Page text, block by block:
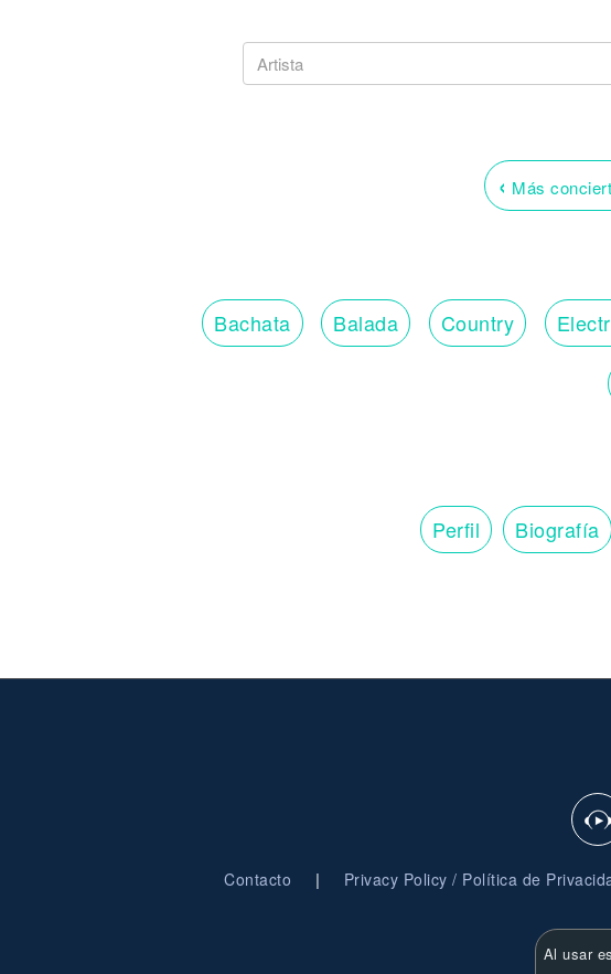
‹ Más
Bachata Balada Country
Perfil Biografía
Contacto | Privacy Policy / Política de
Al usar